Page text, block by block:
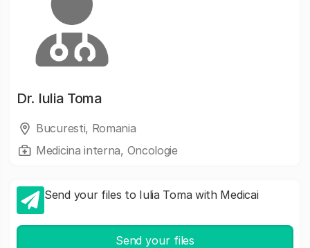
Dr. Iulia Toma
Bucuresti, Romania
Medicina interna, Oncologie
Send your files to Iulia Toma with Medicai
Send your files